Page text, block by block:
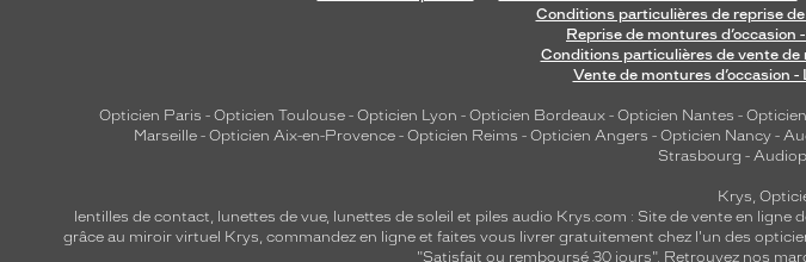
Conditions particulières de reprise
Reprise de montures
Conditions particulières de vente de
Vente de montures d’occasion
Opticien Paris - Opticien Toulouse - Opticien Lyon - Opticien Bordeaux - Opticien Nantes -
Marseille - Opticien Aix-en-Provence - Opticien Reims - Opticien Angers - Opticien Nancy -
Strasbourg -
Krys,
lentilles de contact, lunettes de vue, lunettes de soleil et piles audio Krys.com : Site de vente en ligne
grâce au miroir virtuel Krys, commandez en ligne et faites vous livrer gratuitement chez l'un des
"Satisfait ou remboursé 30 jours". Retrouvez nos